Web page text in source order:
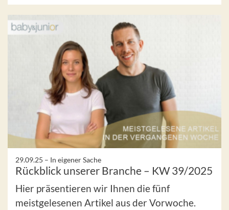
29.09.25 – In eigener Sache
Rückblick unserer Branche – KW 39/2025
Hier präsentieren wir Ihnen die fünf
meistgelesenen Artikel aus der Vorwoche.